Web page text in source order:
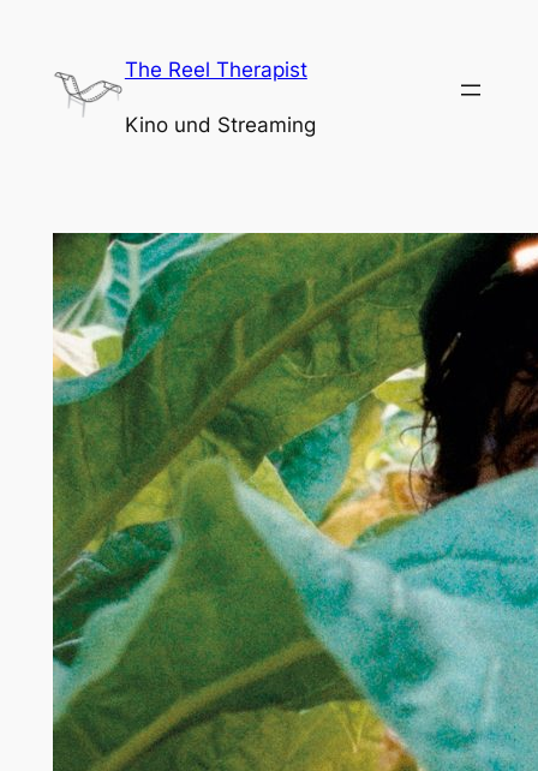
springen
The Reel Therapist
Kino und Streaming